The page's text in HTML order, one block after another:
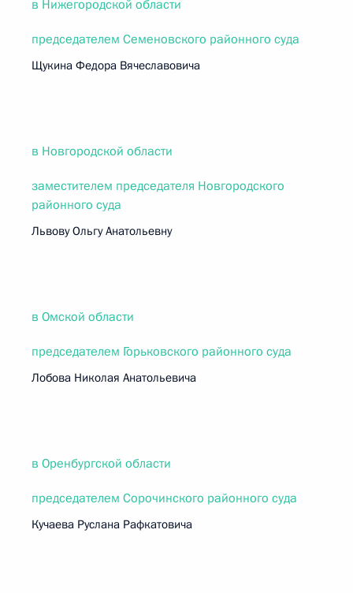
в Нижегородской области
председателем Семеновского районного суда
Щукина Федора Вячеславовича
в Новгородской области
заместителем председателя Новгородского
районного суда
Львову Ольгу Анатольевну
в Омской области
председателем Горьковского районного суда
Лобова Николая Анатольевича
в Оренбургской области
председателем Сорочинского районного суда
Кучаева Руслана Рафкатовича